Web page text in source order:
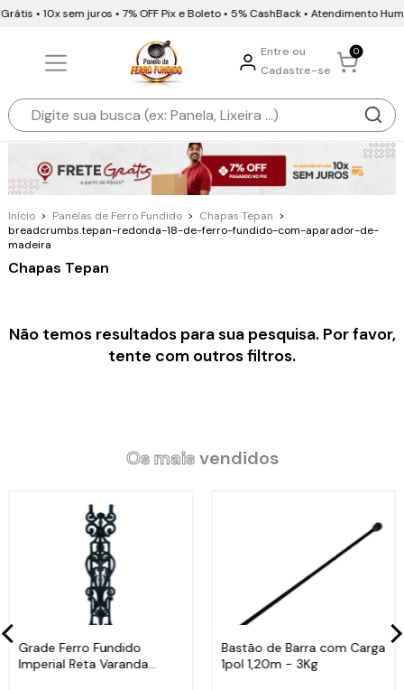
• 10x sem juros • 7% OFF Pix e Boleto • 5% CashBack • Atendimento
Entre ou
Cadastre-se
0
Início > Panelas de Ferro Fundido > Chapas Tepan >
breadcrumbs.tepan-redonda-18-de-ferro-fundido-com-aparador-de-
madeira
Chapas Tepan
Não temos resultados para sua pesquisa. Por favor,
tente com outros filtros.
Os maisvendidos
Grade Ferro Fundido
Imperial Reta Varanda
Bastão de Barra com Carga
1pol 1,20m - 3Kg